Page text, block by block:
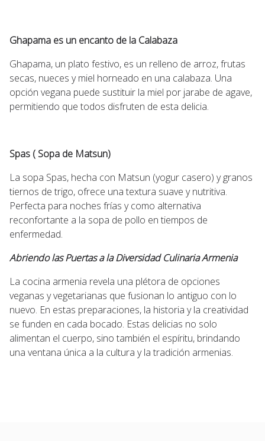
Ghapama es un encanto de la Calabaza
Ghapama, un plato festivo, es un relleno de arroz, frutas
secas, nueces y miel horneado en una calabaza. Una
opción vegana puede sustituir la miel por jarabe de agave,
permitiendo que todos disfruten de esta delicia.
Spas ( Sopa de Matsun)
La sopa Spas, hecha con Matsun (yogur casero) y granos
tiernos de trigo, ofrece una textura suave y nutritiva.
Perfecta para noches frías y como alternativa
reconfortante a la sopa de pollo en tiempos de
enfermedad.
Abriendo las Puertas a la Diversidad Culinaria Armenia
La cocina armenia revela una plétora de opciones
veganas y vegetarianas que fusionan lo antiguo con lo
nuevo. En estas preparaciones, la historia y la creatividad
se funden en cada bocado. Estas delicias no solo
alimentan el cuerpo, sino también el espíritu, brindando
una ventana única a la cultura y la tradición armenias.